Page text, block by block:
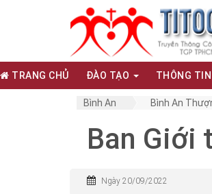
TRANG CHỦ ĐÀO TẠO THÔNG TIN
Bình An Bình An
Ban Giới
Ngày 20/09/2022